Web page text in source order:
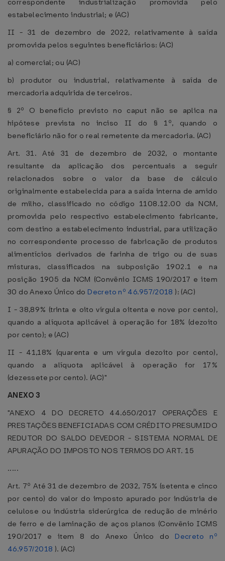
correspondente industrialização promovida pelo
estabelecimento industrial; e (AC)
II - 31 de dezembro de 2022, relativamente à saída
promovida pelos seguintes beneficiários: (AC)
a) comercial; ou (AC)
b) produtor ou industrial, relativamente à saída de
mercadoria adquirida de terceiros.
§ 2º O benefício previsto no caput não se aplica na
hipótese prevista no inciso II do § 1º, quando o
beneficiário não for o real remetente da mercadoria. (AC)
Art. 31. Até 31 de dezembro de 2032, o montante
resultante da aplicação dos percentuais a seguir
relacionados sobre o valor da base de cálculo
originalmente estabelecida para a saída interna de amido
de milho, classificado no código 1108.12.00 da NCM,
promovida pelo respectivo estabelecimento fabricante,
com destino a estabelecimento industrial, para utilização
no correspondente processo de fabricação de produtos
alimentícios derivados de farinha de trigo ou de suas
misturas, classificados na subposição 1902.1 e na
posição 1905 da NCM (Convênio ICMS 190/2017 e item
30 do Anexo Único do Decreto nº 46.957/2018 ): (AC)
I - 38,89% (trinta e oito vírgula oitenta e nove por cento),
quando a alíquota aplicável à operação for 18% (dezoito
por cento); e (AC)
II - 41,18% (quarenta e um vírgula dezoito por cento),
quando a alíquota aplicável à operação for 17%
(dezessete por cento). (AC)"
ANEXO 3
"ANEXO 4 DO DECRETO 44.650/2017 OPERAÇÕES E
PRESTAÇÕES BENEFICIADAS COM CRÉDITO PRESUMIDO
REDUTOR DO SALDO DEVEDOR - SISTEMA NORMAL DE
APURAÇÃO DO IMPOSTO NOS TERMOS DO ART. 15
.....
Art. 7º Até 31 de dezembro de 2032, 75% (setenta e cinco
por cento) do valor do imposto apurado por indústria de
celulose ou indústria siderúrgica de redução de minério
de ferro e de laminação de aços planos (Convênio ICMS
190/2017 e item 8 do Anexo Único do Decreto nº
46.957/2018 ). (AC)